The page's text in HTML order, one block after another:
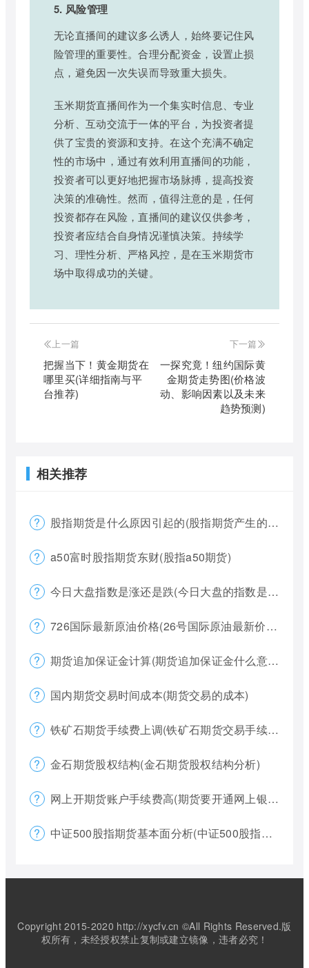
5. 风险管理
无论直播间的建议多么诱人，始终要记住风
险管理的重要性。合理分配资金，设置止损
点，避免因一次失误而导致重大损失。
玉米期货直播间作为一个集实时信息、专业
分析、互动交流于一体的平台，为投资者提
供了宝贵的资源和支持。在这个充满不确定
性的市场中，通过有效利用直播间的功能，
投资者可以更好地把握市场脉搏，提高投资
决策的准确性。然而，值得注意的是，任何
投资都存在风险，直播间的建议仅供参考，
投资者应结合自身情况谨慎决策。持续学
习、理性分析、严格风控，是在玉米期货市
场中取得成功的关键。
上一篇
把握当下！黄金期货在
哪里买(详细指南与平
台推荐)
下一篇
一探究竟！纽约国际黄
金期货走势图(价格波
动、影响因素以及未来
趋势预测)
相关推荐
股指期货是什么原因引起的(股指期货产生的原因)
a50富时股指期货东财(股指a50期货)
今日大盘指数是涨还是跌(今日大盘的指数是多少)
726国际最新原油价格(26号国际原油最新价格)
期货追加保证金计算(期货追加保证金什么意思)
国内期货交易时间成本(期货交易的成本)
铁矿石期货手续费上调(铁矿石期货交易手续费多少)
金石期货股权结构(金石期货股权结构分析)
网上开期货账户手续费高(期货要开通网上银行)
中证500股指期货基本面分析(中证500股指期货是什么意思)
Copyright 2015-2020 http://xycfv.cn ©All Rights Reserved.版
权所有，未经授权禁止复制或建立镜像，违者必究！